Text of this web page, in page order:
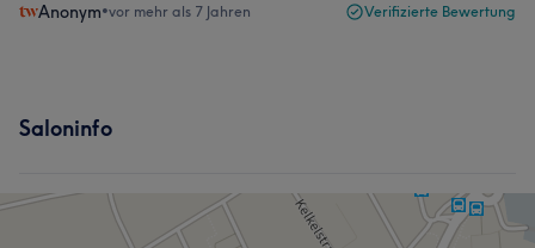
Anonym•vor mehr als 7 Jahren Verifizierte Bewertung
Saloninfo